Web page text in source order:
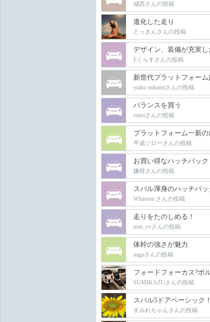
城西さんの投稿
進化した走り
とっきんさんの投稿
デザイン、装備が充実し
Eくらすさんの投稿
新世代プラットフォーム
yuiko mikamiさんの投稿
バランスを買う
reireiさんの投稿
プラットフォーム一新の
平成ジローさんの投稿
お買い得なハッチバック
嫌韓さんの投稿
スバル渾身のハッチバッ
Whiteout さんの投稿
走りをたのしめる！
nori_vvさんの投稿
体幹の強さが魅力
nagaさんの投稿
フォードフォーカス?ボ
SUMIKAZUさんの投稿
スバル5ドアベーシック！
すみれちゃんさんの投稿